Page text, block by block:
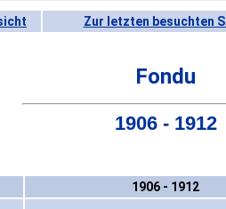
Zur letzten besuchten
Fondu
1906 - 1912
1906 - 1912